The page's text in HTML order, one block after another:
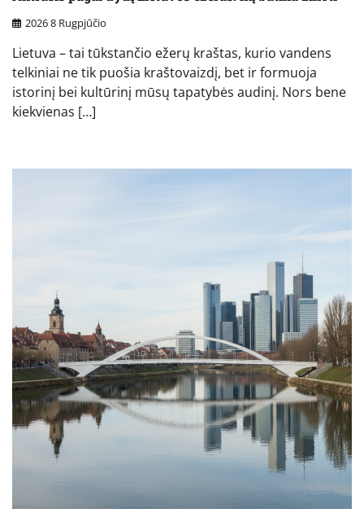
2026 8 Rugpjūčio
Lietuva – tai tūkstančio ežerų kraštas, kurio vandens
telkiniai ne tik puošia kraštovaizdį, bet ir formuoja
istorinį bei kultūrinį mūsų tapatybės audinį. Nors bene
kiekvienas […]